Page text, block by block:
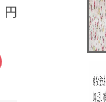
円